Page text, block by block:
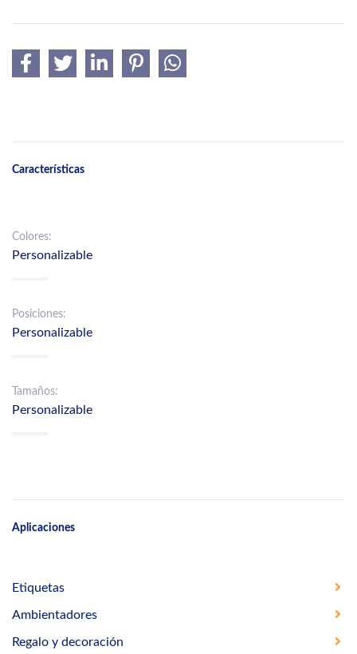
Características
Colores:
Personalizable
Posiciones:
Personalizable
Tamaños:
Personalizable
Aplicaciones
Etiquetas
Ambientadores
Regalo y decoración